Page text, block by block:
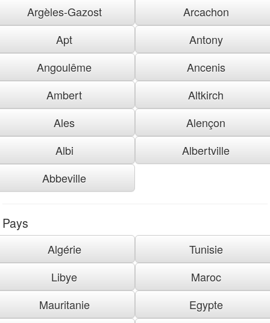
Argèles-Gazost
Arcachon
Apt
Antony
Angoulême
Ancenis
Ambert
Altkirch
Ales
Alençon
Albi
Albertville
Abbeville
Pays
Algérie
Tunisie
Libye
Maroc
Mauritanie
Egypte